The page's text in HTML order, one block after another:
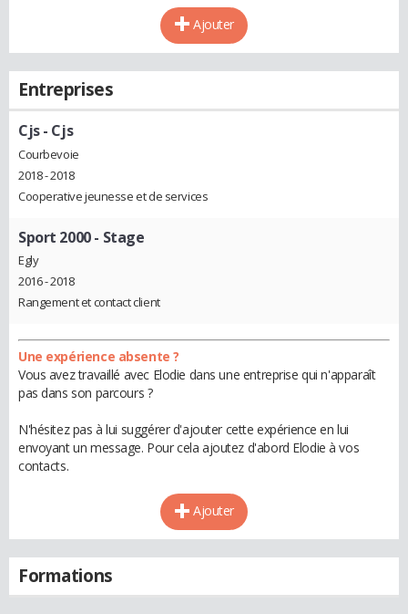
Ajouter
Entreprises
Cjs- Cjs
Courbevoie
2018 - 2018
Cooperative jeunesse et de services
Sport 2000- Stage
Egly
2016 - 2018
Rangement et contact client
Une expérience absente ?
Vous avez travaillé avec Elodie dans une entreprise qui n'apparaît
pas dans son parcours ?
N'hésitez pas à lui suggérer d'ajouter cette expérience en lui
envoyant un message. Pour cela ajoutez d'abord Elodie à vos
contacts.
Ajouter
Formations